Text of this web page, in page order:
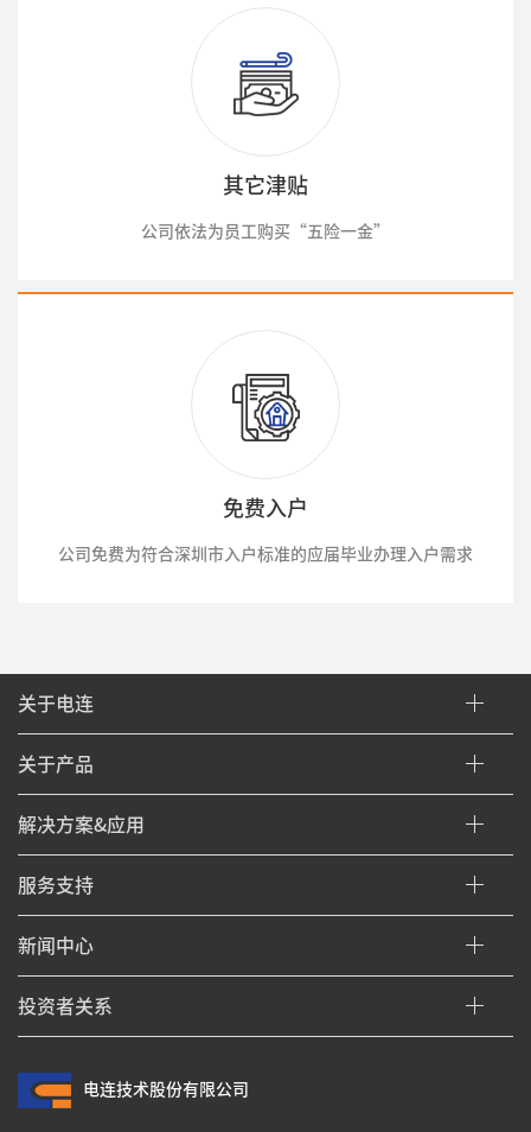
其它津贴
公司依法为员工购买“五险一金”
免费入户
公司免费为符合深圳市入户标准的应届毕业办理入户需求
关于电连
关于产品
解决方案&应用
服务支持
新闻中心
投资者关系
电连技术股份有限公司